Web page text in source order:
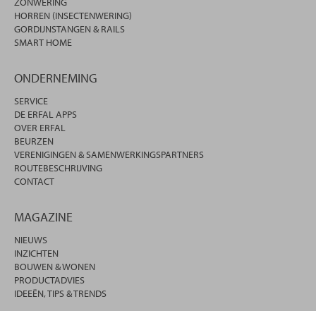
HORREN (INSECTENWERING)
GORDIJNSTANGEN & RAILS
SMART HOME
ONDERNEMING
SERVICE
DE ERFAL APPS
OVER ERFAL
BEURZEN
VERENIGINGEN & SAMENWERKINGSPARTNERS
ROUTEBESCHRIJVING
CONTACT
MAGAZINE
NIEUWS
INZICHTEN
BOUWEN & WONEN
PRODUCTADVIES
IDEEËN, TIPS & TRENDS